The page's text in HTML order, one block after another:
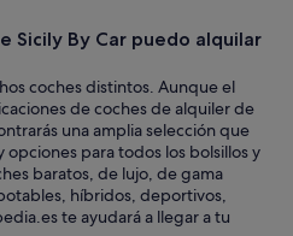
Sicily By Car puedo alquilar
coches distintos. Aunque el
de coches de alquiler de
una amplia selección que
opciones para todos los bolsillos y
baratos, de lujo, de gama
híbridos, deportivos,
te ayudará a llegar a tu